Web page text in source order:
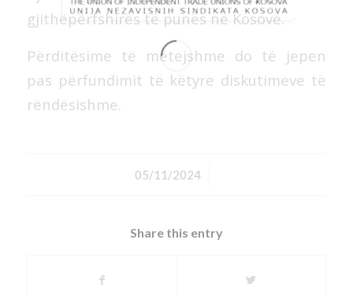
gjithëpërfshirës të punës në Kosovë.
Përditësime të mëtejshme do të jepen
pas përfundimit të këtyre diskutimeve të
rëndësishme.
05/11/2024
/
Share this entry